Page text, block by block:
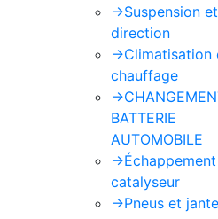
->Suspension et
direction
->Climatisation
chauffage
->
BATTERIE
AUTOMOBILE
->
catalyseur
->Pneus et